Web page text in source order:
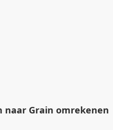
naar Grain omrekenen